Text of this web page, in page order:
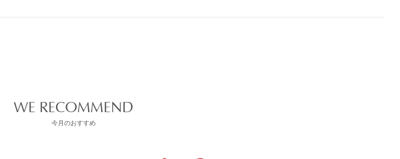
WE RECOMMEND
今月のおすすめ